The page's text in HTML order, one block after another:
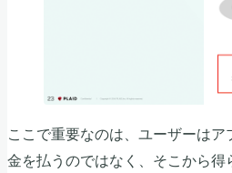
ここで重要なのは、ユーザーは
金を払うのではなく、そこから